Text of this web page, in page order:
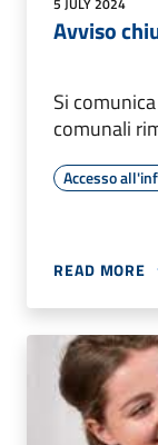
Avviso
Si
comunali
Accesso
READ MORE